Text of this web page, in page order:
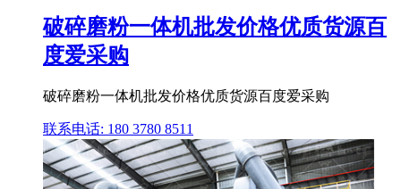
破碎磨粉一体机批发价格优质货源百
度爱采购
破碎磨粉一体机批发价格优质货源百度爱采购
联系电话: 180 3780 8511